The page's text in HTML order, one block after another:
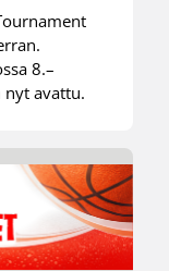
8.–
avattu.